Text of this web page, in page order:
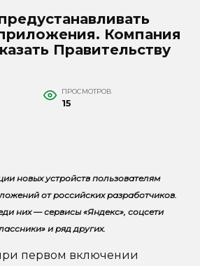
Компания
Правительству
ПРОСМОТРОВ
15
новых устройств пользователям
от российских разработчиков.
них — сервисы «Яндекс», соцсети
и ряд других.
первом включении